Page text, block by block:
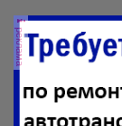
реклама